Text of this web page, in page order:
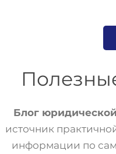
Блог
источник
информации по